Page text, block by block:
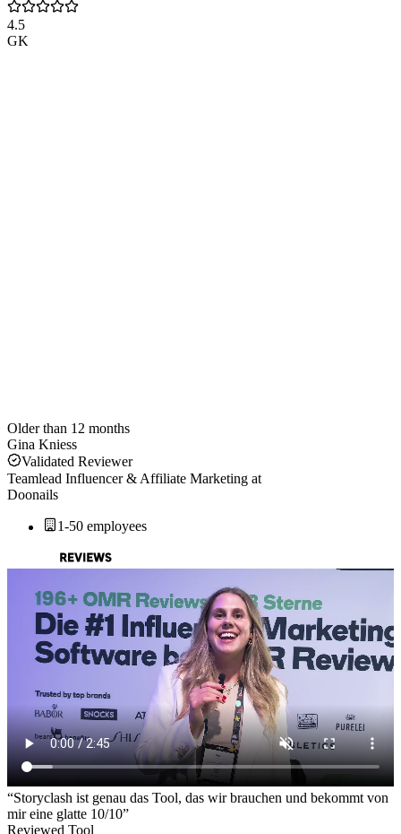
4.5
GK
Older than 12 months
Gina Kniess
Validated Reviewer
Teamlead Influencer & Affiliate Marketing at
Doonails
1-50 employees
“Storyclash ist genau das Tool, das wir brauchen und bekommt von
mir eine glatte 10/10”
Reviewed Tool